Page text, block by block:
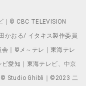
© CBC TELEVISION
かおる/ イタキス製作委員
｜©メ～テレ｜東海テレ
愛知｜東海テレビ、中京
© Studio Ghibli｜©2023 二